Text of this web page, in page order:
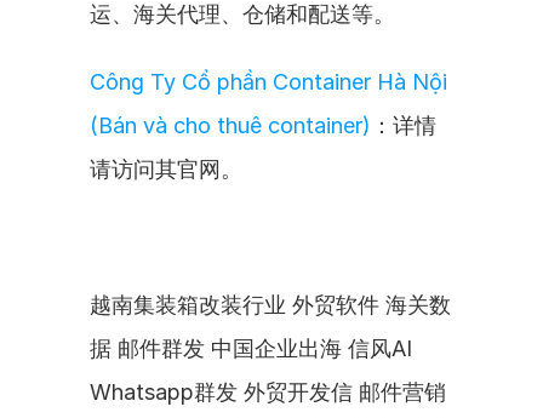
运、海关代理、仓储和配送等。
Công Ty Cổ phần Container Hà Nội
(Bán và cho thuê container) ：详情
请访问其官网。
越南集装箱改装行业 外贸软件 海关数
据 邮件群发 中国企业出海 信风AI
Whatsapp群发 外贸开发信 邮件营销